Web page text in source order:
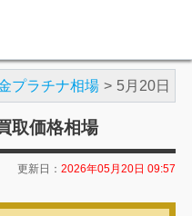
プラチナ相場 5月20日
取価格相場
更新日：2026年05月20日 09:57